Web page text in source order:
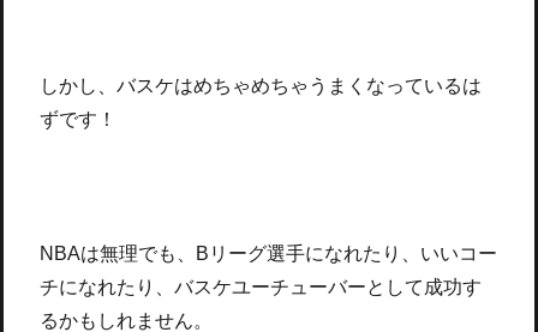
しかし、バスケはめちゃめちゃうまくなっているは
ずです！
NBAは無理でも、Bリーグ選手になれたり、いいコー
チになれたり、バスケユーチューバーとして成功す
るかもしれません。